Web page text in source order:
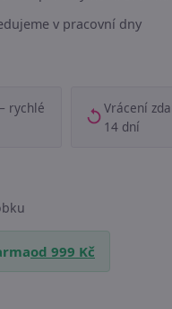
v pracovní dny
rychlé
Vrácení
14 dní
od 999 Kč